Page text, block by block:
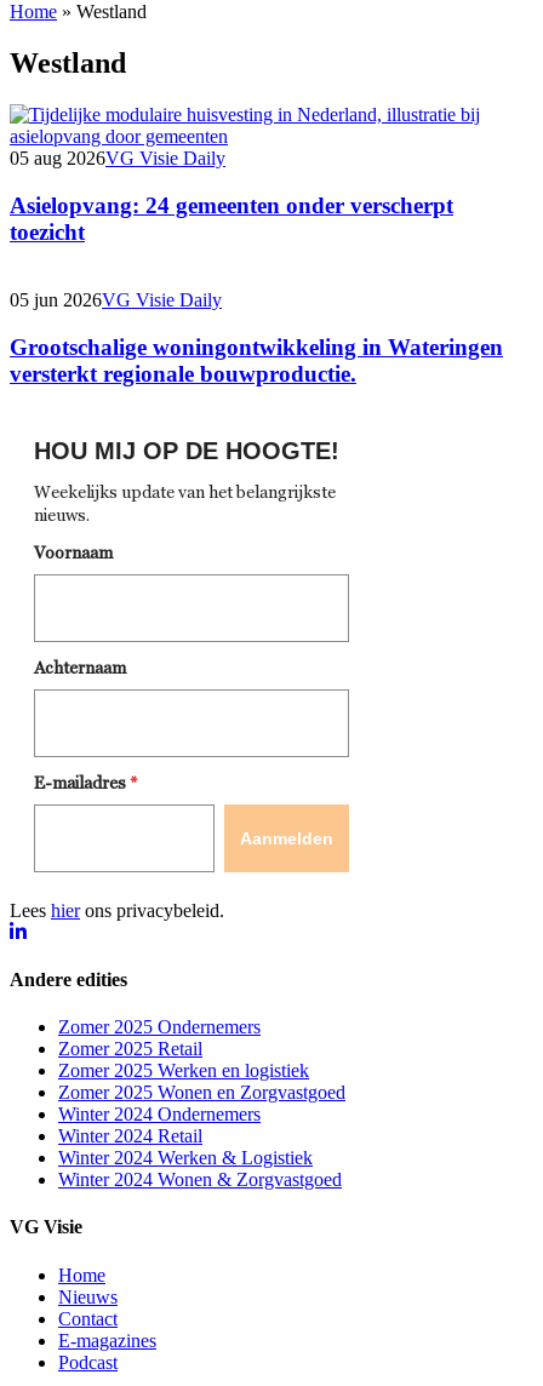
Home » Westland
Westland
05 aug 2026VG Visie Daily
Asielopvang: 24 gemeenten onder verscherpt
toezicht
05 jun 2026VG Visie Daily
Grootschalige woningontwikkeling in Wateringen
versterkt regionale bouwproductie.
Lees hierons privacybeleid.
Andere edities
Zomer 2025 Ondernemers
Zomer 2025 Retail
Zomer 2025 Werken en logistiek
Zomer 2025 Wonen en Zorgvastgoed
Winter 2024 Ondernemers
Winter 2024 Retail
Winter 2024 Werken & Logistiek
Winter 2024 Wonen & Zorgvastgoed
VG Visie
Home
Nieuws
Contact
E-magazines
Podcast